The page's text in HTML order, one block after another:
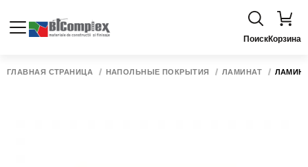
ПоискКорзина
ГЛАВНАЯ СТРАНИЦА НАПОЛЬНЫЕ ПОКРЫТИЯ ЛАМИНАТ